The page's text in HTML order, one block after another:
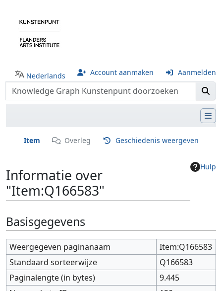
Nederlands Account aanmaken Aanmelden
Item Overleg Geschiedenis weergeven
Hulp
Informatie over
"Item:Q166583"
Ga naar:
Basisgegevens
Weergegeven paginanaam
Item:Q166583
Standaard sorteerwijze
Q166583
Paginalengte (in bytes)
9.445